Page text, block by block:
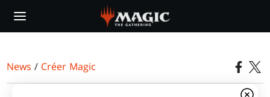
main
News / Créer Magic